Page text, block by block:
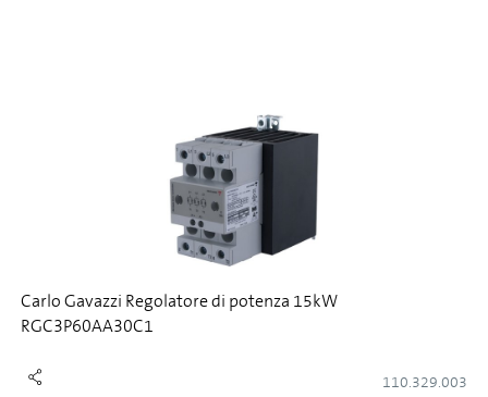
Carlo Gavazzi Regolatore di potenza 15kW
RGC3P60AA30C1
110.329.003